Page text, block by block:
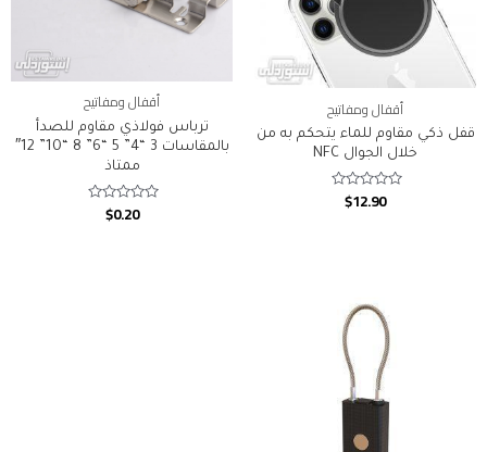
أقفال ومفاتيح
قفل ذكي مقاوم للماء يتحكم به من
خلال الجوال NFC
Rated
$12.90
أقفال ومفاتيح
ترباس فولاذي مقاوم للصدأ
بالمقاسات 3 “4” 5 “6” 8 “10” 12″
ممتاذ
Rated
$0.20